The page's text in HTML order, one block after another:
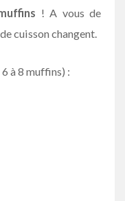
! A vous de
cuisson changent.
à 8 muffins) :